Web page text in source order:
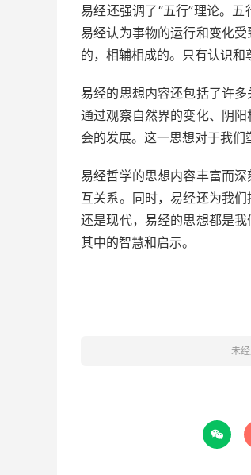
易经还强调了“五行”理论。
易经认为事物的运行和变化
的，相辅相成的。只有认识和
易经的思想内容还包括了许
通过观察自然界的变化、阴
会的发展。这一思想对于我们
易经哲学的思想内容丰富而
互关系。同时，易经还为我
还是现代，易经的思想都是
其中的智慧和启示。
未经
